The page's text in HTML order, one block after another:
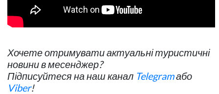
Хочете отримувати актуальні туристичні
новини в месенджер?
Підписуйтеся на наш канал Telegramабо
Viber!